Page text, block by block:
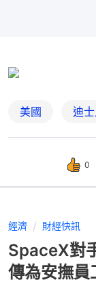
美國 迪
0
經濟 財經快訊
SpaceX對
傳為安撫員